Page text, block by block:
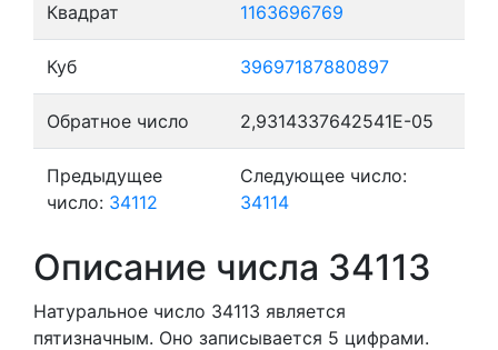
Квадрат 1163696769
Куб 39697187880897
Обратное число 2,9314337642541E-05
Предыдущее
число: 34112
Следующее число:
34114
Описание числа 34113
Натуральное число 34113 является
пятизначным. Оно записывается 5 цифрами.